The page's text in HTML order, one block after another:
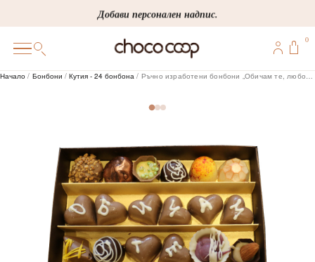
to
content
Добави персонален надпис.
КОРПОРАТИВНИ
ШОКОЛАДИ
БОНБОНИ
0
Начало / Бонбони /Кутия - 24 бонбона / Ръчно изработени бонбони „Обичам те, любов“, 24 бр.